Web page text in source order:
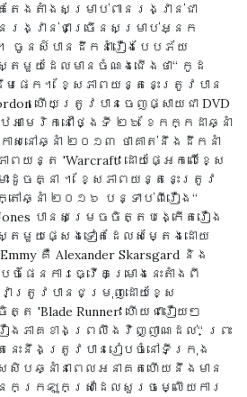
តែងតាំងសម្រាប់ពានរង្វាន់ជា
នរង្វាន់ជាច្រើនសម្រាប់អ្នក
ចូនស៍បានដឹកនាំរឿងបែបភ័យ
មួយដែលមានចំណងជើងថា“ កូដ
ផេក។ ខ្សែភាពយន្តនេះត្រូវបាន
ហើយត្រូវបានចេញផ្សាយជា DVD
អាមេរិកនៅថ្ងៃទី ២៦ ខែកក្កដាឆ្នាំ
សនៅឆ្នាំ ២០១៣ ថាគាត់នឹងដឹកនាំ
យន្ត 'Warcraft' ដោយផ្អែកលើខ្សែ
ះដូចគ្នា ។ ខ្សែភាពយន្តនេះត្រូវ
តៅឆ្នាំ ២០១៦ បន្ទាប់ពីរឿង“
Jones បានសម្រេចចិត្តបង្កើតរឿង
រមួយផ្សេងទៀតដែលសម្តែងដោយ
គឺ Alexander Skarsgard និង
ចំផែនការធ្វើគម្រោងនេះតាំងពី
ាត្រូវបានជម្រុញដោយខ្សែ
'Blade Runner' ហើយជារឿយៗ
ឿងភាគខាងព្រលឹងវិញ្ញាណដល់“ ព្រះ
េះនឹងត្រូវបានរៀបចំនៅទីក្រុង
សិបឆ្នាំនាពេលអនាគតហើយនឹងមាន
ក្រឡុកស្រាដែលសួរចម្លើយការ